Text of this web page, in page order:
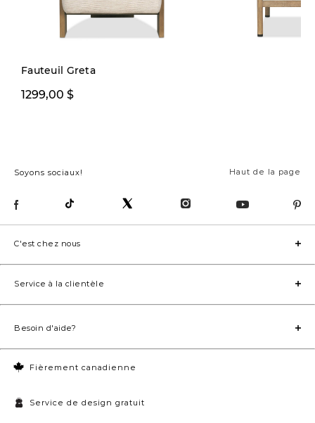
Fauteuil Greta
1299,00 $
Haut de la page
Soyons sociaux!
Fièrement canadienne
Service de design gratuit
C'est chez nous
Service à la clientèle
Besoin d'aide?